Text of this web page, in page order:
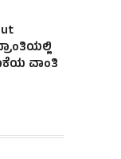
ವಾಂತಿ